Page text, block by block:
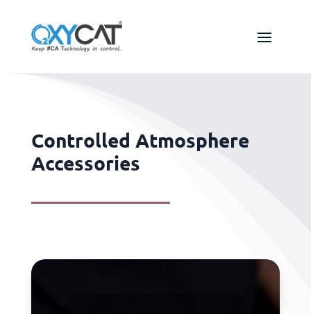
Controlled Atmosphere
Accessories